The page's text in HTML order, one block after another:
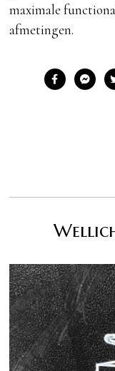
maximale
afmetingen.